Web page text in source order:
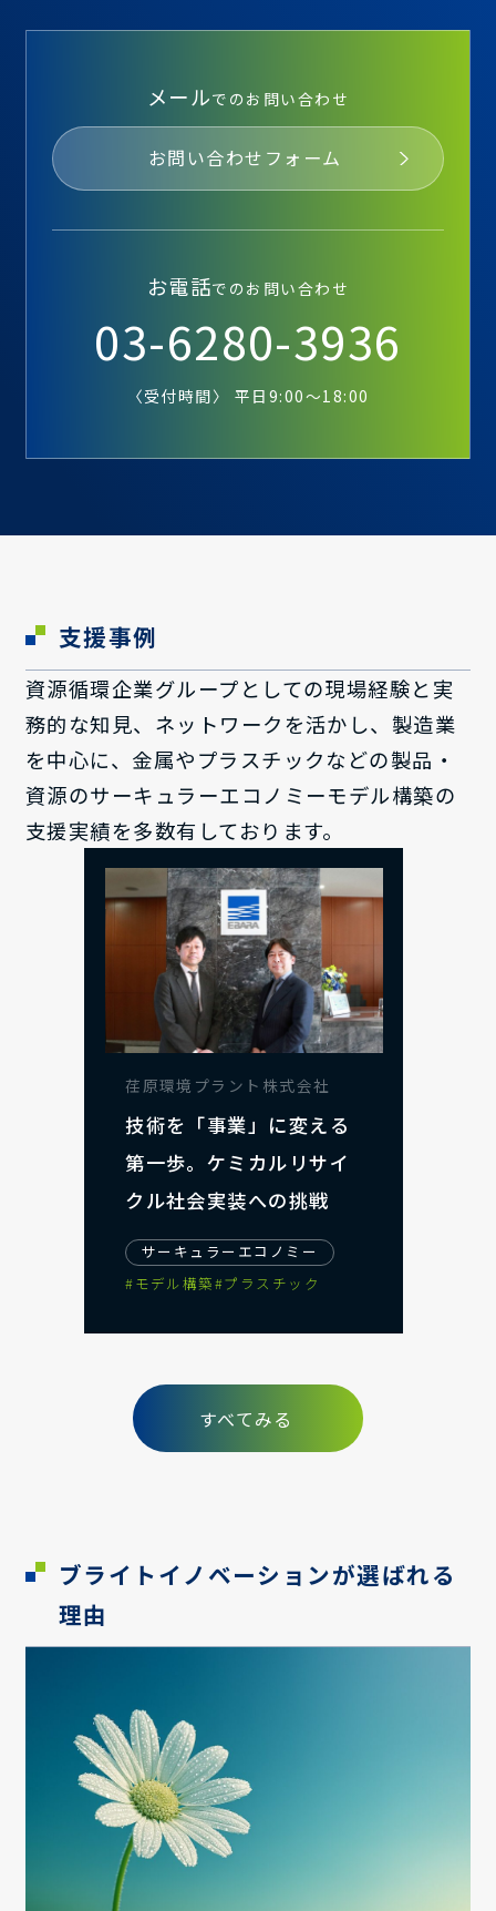
メールでのお問い合わせ
お問い合わせフォーム
お電話でのお問い合わせ
03-6280-3936
〈受付時間〉 平日9:00～18:00
支援事例
資源循環企業グループとしての現場経験と実
務的な知見、ネットワークを活かし、製造業
を中心に、金属やプラスチックなどの製品・
資源のサーキュラーエコノミーモデル構築の
支援実績を多数有しております。
荏原環境プラント株式会社
技術を「事業」に変える
第一歩。ケミカルリサイ
クル社会実装への挑戦
サーキュラーエコノミー
#モデル構築#プラスチック
すべてみる
ブライトイノベーションが選ばれる
理由